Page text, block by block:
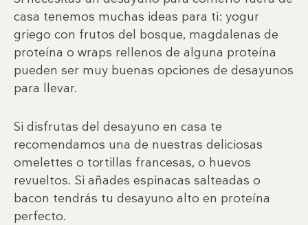
casa tenemos muchas ideas para ti: yogur
griego con frutos del bosque, magdalenas de
proteína o wraps rellenos de alguna proteína
pueden ser muy buenas opciones de desayunos
para llevar.
Si disfrutas del desayuno en casa te
recomendamos una de nuestras deliciosas
omelettes o tortillas francesas, o huevos
revueltos. Si añades espinacas salteadas o
bacon tendrás tu desayuno alto en proteína
perfecto.